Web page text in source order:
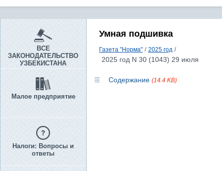
ВСЕ
ЗАКОНОДАТЕЛЬСТВО
УЗБЕКИСТАНА
Малое предприятие
Налоги: Вопросы и
ответы
Умная подшивка
Газета "Норма" / 2025 год /
2025 год N 30 (1043) 29 июля
Содержание (14.4 KB)